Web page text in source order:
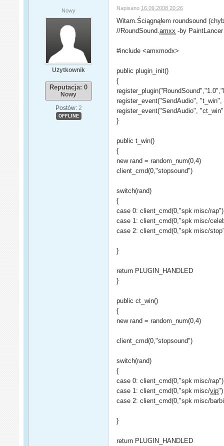
Nowy
Użytkownik
Reputacja: 0
Nowy
Postów: 2
OFFLINE
Napisano 16.09.2008 20:26
Witam.Ściągnąłem roundsound
//RoundSound.amxx -by PaintLancer
#include <amxmodx>
public plugin_init()
{
register_event("SendAudio",
register_event("SendAudio",
}
public t_win()
{
new rand = random_num(0,4)
client_cmd(0,"stopsound")
switch(rand)
{
case 0: client_cmd(0,"spk misc/rap")
case 1: client_cmd(0,"spk misc/
case 2: client_cmd(0,"spk misc/
}
return PLUGIN_HANDLED
}
public ct_win()
{
new rand = random_num(0,4)
client_cmd(0,"stopsound")
switch(rand)
{
case 0: client_cmd(0,"spk misc/rap")
case 1: client_cmd(0,"spk misc/vip")
case 2: client_cmd(0,"spk misc/
}
return PLUGIN_HANDLED